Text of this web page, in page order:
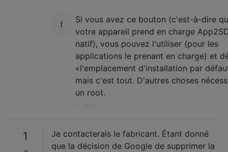
Si vous avez ce bouton (c'est-à-dire
votre appareil prend en charge
natif), vous pouvez l'utiliser (pour les
applications le prenant en charge) et
«l'emplacement d'installation par
mais c'est tout. D'autres choses
un root.
Izzy
1
Je contacterais le fabricant. Étant donné
que la décision de Google de supprimer la